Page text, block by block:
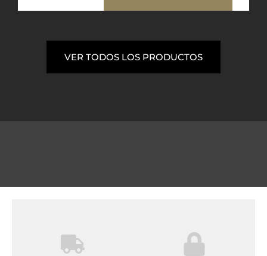
VER TODOS LOS PRODUCTOS